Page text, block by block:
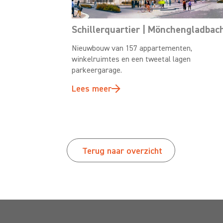
Schillerquartier |
Nieuwbouw van 157 appartementen,
winkelruimtes en een tweetal lagen
parkeergarage.
Lees meer
Terug naar overzicht